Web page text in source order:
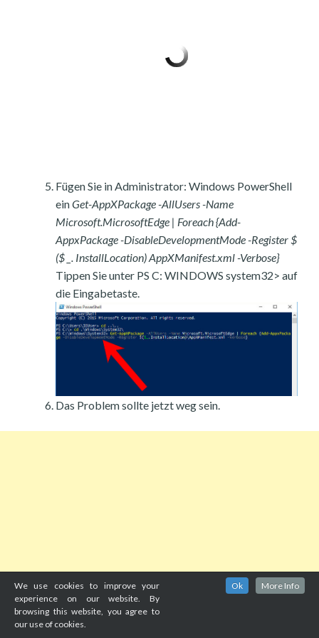
Fügen Sie in Administrator: Windows PowerShell
einGet-AppXPackage -AllUsers -Name
Microsoft.MicrosoftEdge | Foreach {Add-
AppxPackage -DisableDevelopmentMode -Register $
($ _. InstallLocation) AppXManifest.xml -Verbose}
Tippen Sie unter PS C: WINDOWS system32> auf
die Eingabetaste.
Das Problem sollte jetzt weg sein.
We use cookies to improve your
experience on our website. By
browsing this website, you agree to
our use of cookies.
Ok More Info